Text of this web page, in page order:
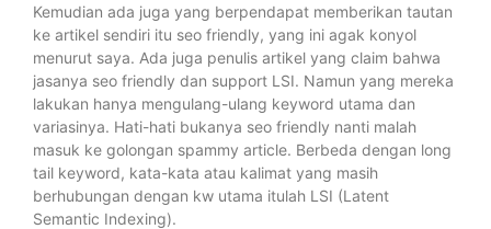
Kemudian ada juga yang berpendapat memberikan tautan
ke artikel sendiri itu seo friendly, yang ini agak konyol
menurut saya. Ada juga penulis artikel yang claim bahwa
jasanya seo friendly dan support LSI. Namun yang mereka
lakukan hanya mengulang-ulang keyword utama dan
variasinya. Hati-hati bukanya seo friendly nanti malah
masuk ke golongan spammy article. Berbeda dengan long
tail keyword, kata-kata atau kalimat yang masih
berhubungan dengan kw utama itulah LSI (Latent
Semantic Indexing).